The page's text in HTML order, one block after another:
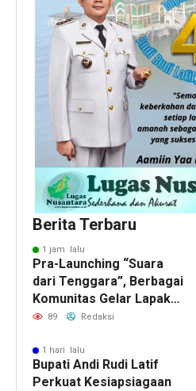
Berita Terbaru
1 jam lalu
Pra-Launching “Suara
dari Tenggara”, Berbagai
Komunitas Gelar Lapak
Baca di Bandara
89 Redaksi
1 hari lalu
Bupati Andi Rudi Latif
Perkuat Kesiapsiagaan